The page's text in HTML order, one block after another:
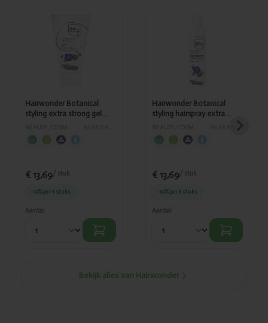
Hairwonder
Botanical
styling extra
strong gel
150ml
Hairwonder Botanical
styling extra strong gel
€ 13,69/ stuk
-10%per 6 stuks
Aantal
hairspray
fixatie 300ml
Hairwonder Botanical
styling hairspray extra
HAAR EN GELAATSVERZORGING
€ 13,69/ stuk
-10%per 6 stuks
Aantal
Bekijk alles van Hairwonder